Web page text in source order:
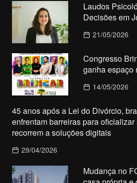
Laudos
Decisões em
21/05/2026
Congresso
ganha espaço
14/05/2026
45 anos após a Lei do Divórcio,
enfrentam barreiras para
recorrem a soluções digitais
29/04/2026
Mudança no